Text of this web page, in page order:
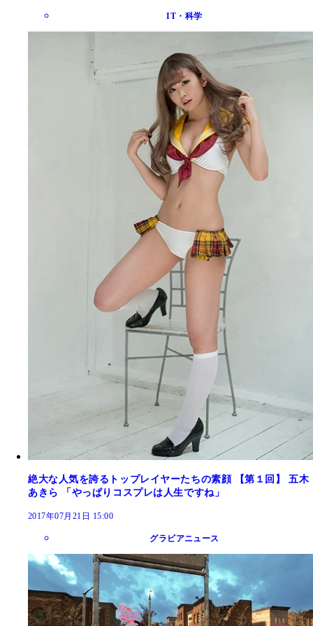
IT・科学
絶大な人気を誇るトップレイヤーたちの素顔 【第１回】 五木
あきら 「やっぱりコスプレは人生ですね」
2017年07月21日 15:00
グラビアニュース